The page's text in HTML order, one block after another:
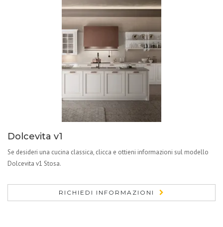
Dolcevita v1
Se desideri una cucina classica, clicca e ottieni informazioni sul modello
Dolcevita v1 Stosa.
RICHIEDI INFORMAZIONI